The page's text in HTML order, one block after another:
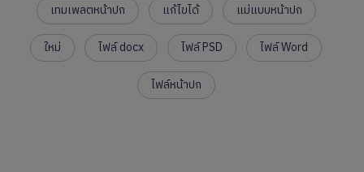
เทมเพลตหน้าปก
แก้ไขได้
แม่แบบหน้าปก
ใหม่
ไฟล์ docx ไฟล์ PSD
ไฟล์ Word
ไฟล์หน้าปก